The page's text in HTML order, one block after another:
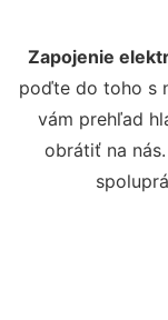
Zapojenie
poďte do toho s
vám prehľad
obrátiť na